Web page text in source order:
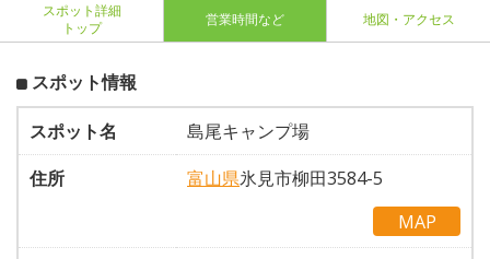
スポット詳細
トップ
営業時間など 地図・アクセス
スポット情報
スポット名
島尾キャンプ場
住所
富山県氷見市柳田3584-5
MAP